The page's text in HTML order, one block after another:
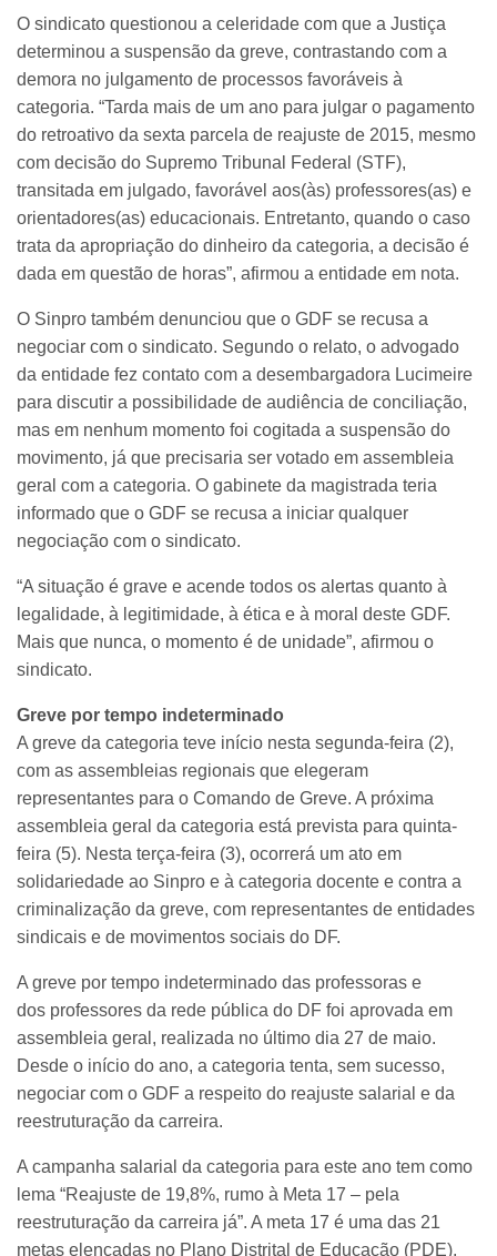
O sindicato questionou a celeridade com que a Justiça
determinou a suspensão da greve, contrastando com a
demora no julgamento de processos favoráveis à
categoria. “Tarda mais de um ano para julgar o pagamento
do retroativo da sexta parcela de reajuste de 2015, mesmo
com decisão do Supremo Tribunal Federal (STF),
transitada em julgado, favorável aos(às) professores(as) e
orientadores(as) educacionais. Entretanto, quando o caso
trata da apropriação do dinheiro da categoria, a decisão é
dada em questão de horas”, afirmou a entidade em nota.
O Sinpro também denunciou que o GDF se recusa a
negociar com o sindicato. Segundo o relato, o advogado
da entidade fez contato com a desembargadora Lucimeire
para discutir a possibilidade de audiência de conciliação,
mas em nenhum momento foi cogitada a suspensão do
movimento, já que precisaria ser votado em assembleia
geral com a categoria. O gabinete da magistrada teria
informado que o GDF se recusa a iniciar qualquer
negociação com o sindicato.
“A situação é grave e acende todos os alertas quanto à
legalidade, à legitimidade, à ética e à moral deste GDF.
Mais que nunca, o momento é de unidade”, afirmou o
sindicato.
Greve por tempo indeterminado
A greve da categoria teve início nesta segunda-feira (2),
com as assembleias regionais que elegeram
representantes para o Comando de Greve. A próxima
assembleia geral da categoria está prevista para quinta-
feira (5). Nesta terça-feira (3), ocorrerá um ato em
solidariedade ao Sinpro e à categoria docente e contra a
criminalização da greve, com representantes de entidades
sindicais e de movimentos sociais do DF.
A greve por tempo indeterminado das professoras e
dos professores da rede pública do DF foi aprovada em
assembleia geral, realizada no último dia 27 de maio.
Desde o início do ano, a categoria tenta, sem sucesso,
negociar com o GDF a respeito do reajuste salarial e da
reestruturação da carreira.
A campanha salarial da categoria para este ano tem como
lema “Reajuste de 19,8%, rumo à Meta 17 – pela
reestruturação da carreira já”. A meta 17 é uma das 21
metas elencadas no Plano Distrital de Educação (PDE),